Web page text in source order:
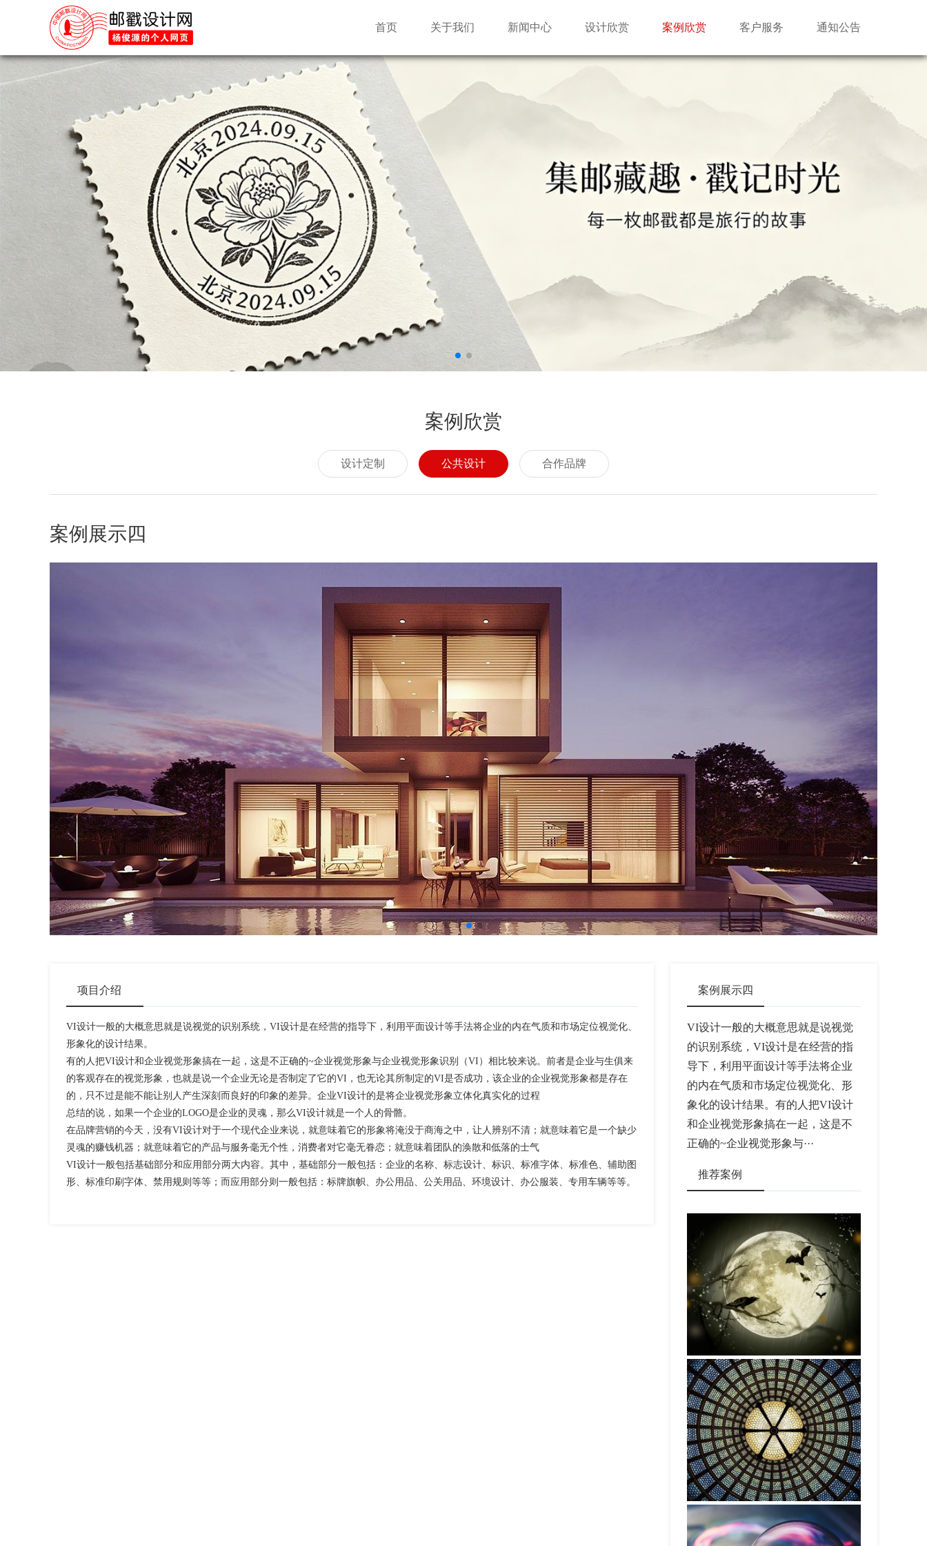
首页 关于我们 新闻中心 设计欣赏 案例欣赏 客户服务 通知公告
案例欣赏
设计定制 公共设计 合作品牌
案例展示四
项目介绍
VI设计一般的大概意思就是说视觉的识别系统，VI设计是在经营的指导下，利用平面设计等手法将企业的内在气质和市场定位视觉化、
形象化的设计结果。
有的人把VI设计和企业视觉形象搞在一起，这是不正确的~企业视觉形象与企业视觉形象识别（VI）相比较来说。前者是企业与生俱来
的客观存在的视觉形象，也就是说一个企业无论是否制定了它的VI，也无论其所制定的VI是否成功，该企业的企业视觉形象都是存在
的，只不过是能不能让别人产生深刻而良好的印象的差异。企业VI设计的是将企业视觉形象立体化真实化的过程
总结的说，如果一个企业的LOGO是企业的灵魂，那么VI设计就是一个人的骨骼。
在品牌营销的今天，没有VI设计对于一个现代企业来说，就意味着它的形象将淹没于商海之中，让人辨别不清；就意味着它是一个缺少
灵魂的赚钱机器；就意味着它的产品与服务毫无个性，消费者对它毫无眷恋；就意味着团队的涣散和低落的士气
VI设计一般包括基础部分和应用部分两大内容。其中，基础部分一般包括：企业的名称、标志设计、标识、标准字体、标准色、辅助图
形、标准印刷字体、禁用规则等等；而应用部分则一般包括：标牌旗帜、办公用品、公关用品、环境设计、办公服装、专用车辆等等。
案例展示四
VI设计一般的大概意思就是说视觉
的识别系统，VI设计是在经营的指
导下，利用平面设计等手法将企业
的内在气质和市场定位视觉化、形
象化的设计结果。有的人把VI设计
和企业视觉形象搞在一起，这是不
正确的~企业视觉形象与···
推荐案例
案例展示五
案例展示四